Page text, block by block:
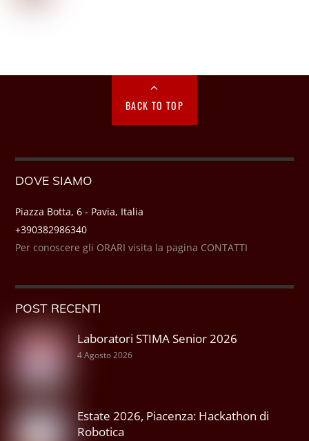
BACK TO TOP
DOVE SIAMO
Piazza Botta, 6 - Pavia, Italia
+390382986340
Per conoscere gli ORARI visita la pagina CONTATTI
POST RECENTI
Laboratori STIMA Senior 2026
4 Agosto 2026
Estate 2026, Piacenza: Hackathon di
Robotica